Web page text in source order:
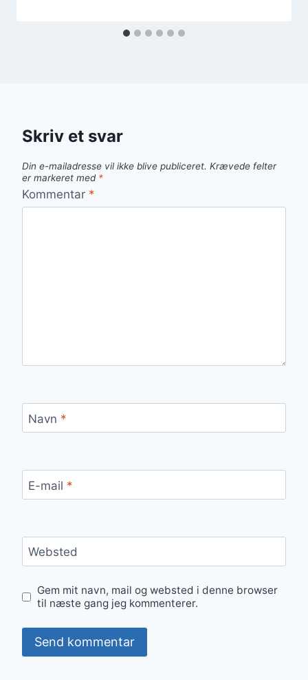
Skriv et svar
Din e-mailadresse vil ikke blive publiceret. Krævede felter
er markeret med *
Kommentar *
Navn *
E-mail *
Websted
Gem mit navn, mail og websted i denne browser
til næste gang jeg kommenterer.